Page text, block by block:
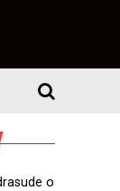
o